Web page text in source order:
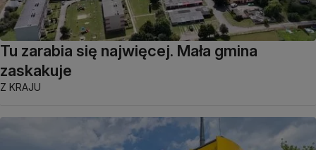
Tu zarabia się najwięcej. Mała gmina
zaskakuje
Z KRAJU